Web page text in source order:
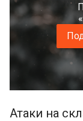
Атаки на